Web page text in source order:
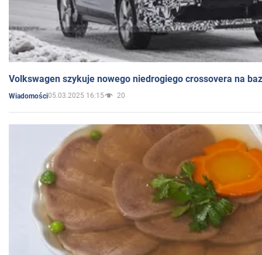
Volkswagen szykuje nowego niedrogiego crossovera na
Wiadomości05.03.2025 16:15 20